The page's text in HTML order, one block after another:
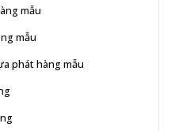
mẫu
mẫu
phát hàng mẫu